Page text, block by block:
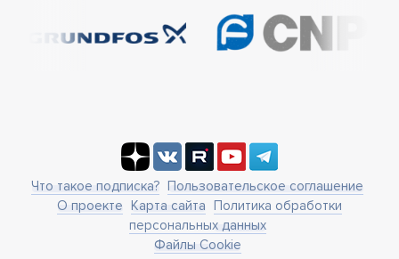
Что такое подписка? Пользовательское соглашение
О проекте Карта сайта Политика обработки
персональных данных
Файлы Cookie